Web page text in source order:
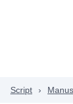
Script ›